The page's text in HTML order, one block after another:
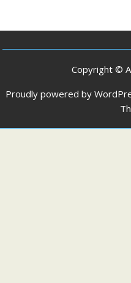
Copyright ©
Proudly powered by